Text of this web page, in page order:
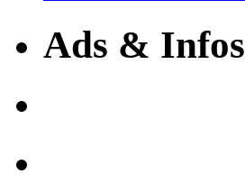
Ads & Infos